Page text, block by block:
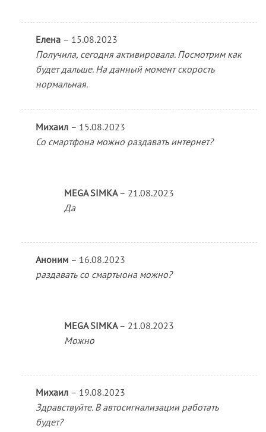
Елена – 15.08.2023
Получила, сегодня активировала. Посмотрим как
будет дальше. На данный момент скорость
нормальная.
Михаил – 15.08.2023
Со смартфона можно раздавать интернет?
MEGA SIMKA – 21.08.2023
Да
Аноним – 16.08.2023
раздавать со смартыона можно?
MEGA SIMKA – 21.08.2023
Можно
Михаил – 19.08.2023
Здравствуйте. В автосигнализации работать
будет?